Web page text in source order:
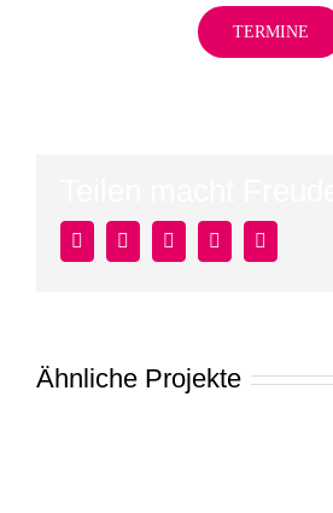
TERMINE
FacebookTwitter LinkedInPinterest
Mail
Ähnliche Projekte